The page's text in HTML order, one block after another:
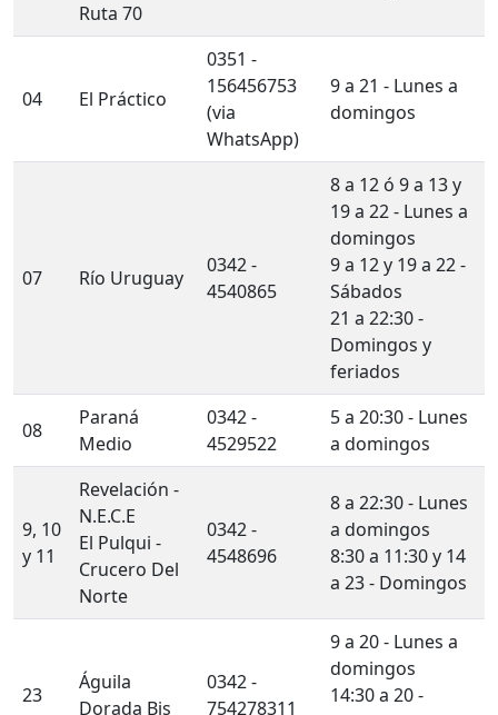
Ruta 70
04 El Práctico
0351 -
156456753
(via
WhatsApp)
9 a 21 - Lunes a
domingos
07 Río Uruguay
0342 -
4540865
8 a 12 ó 9 a 13 y
19 a 22 - Lunes a
domingos
9 a 12 y 19 a 22 -
Sábados
21 a 22:30 -
Domingos y
feriados
08
Paraná
Medio
0342 -
4529522
5 a 20:30 - Lunes
a domingos
9, 10
y 11
Revelación -
N.E.C.E
El Pulqui -
Crucero Del
Norte
0342 -
4548696
8 a 22:30 - Lunes
a domingos
8:30 a 11:30 y 14
a 23 - Domingos
23
Águila
Dorada Bis
0342 -
754278311
9 a 20 - Lunes a
domingos
14:30 a 20 -